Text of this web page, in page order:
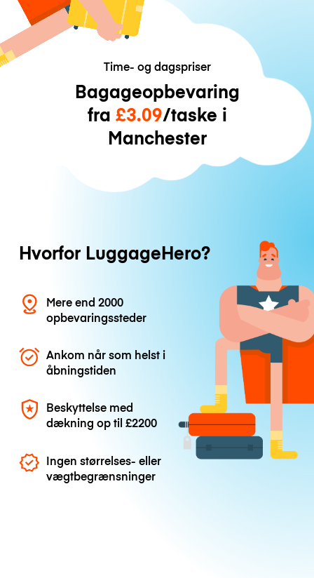
Time- og dagspriser
Bagageopbevaring
fra £3.09/taske i
Manchester
Hvorfor LuggageHero?
Mere end 2000
opbevaringssteder
Ankom når som helst i
åbningstiden
Beskyttelse med
dækning op til£2200
Ingen størrelses- eller
vægtbegrænsninger